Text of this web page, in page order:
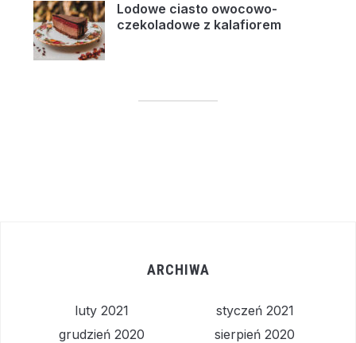
Lodowe ciasto owocowo-
czekoladowe z kalafiorem
ARCHIWA
luty 2021
styczeń 2021
grudzień 2020
sierpień 2020